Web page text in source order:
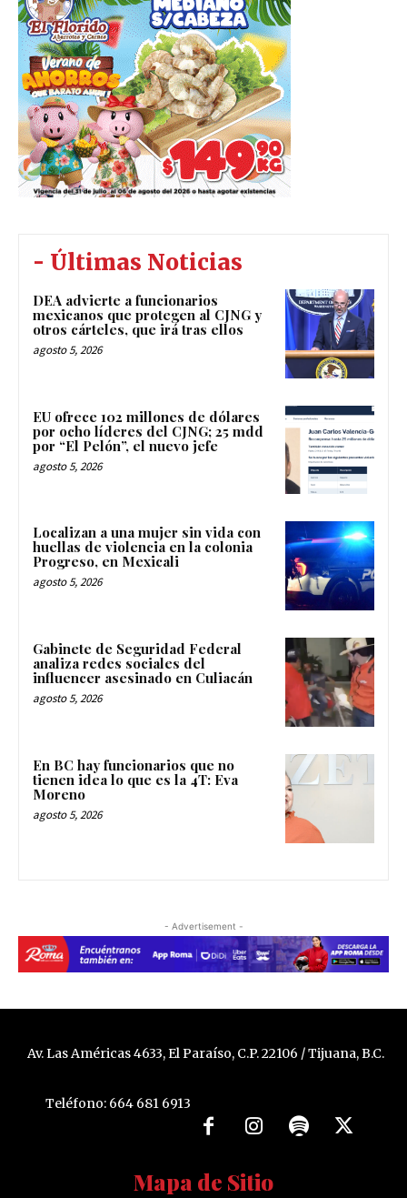
- Últimas Noticias
DEA advierte a funcionarios
mexicanos que protegen al CJNG y
otros cárteles, que irá tras ellos
agosto 5, 2026
EU ofrece 102 millones de dólares
por ocho líderes del CJNG; 25 mdd
por “El Pelón”, el nuevo jefe
agosto 5, 2026
Localizan a una mujer sin vida con
huellas de violencia en la colonia
Progreso, en Mexicali
agosto 5, 2026
Gabinete de Seguridad Federal
analiza redes sociales del
influencer asesinado en Culiacán
agosto 5, 2026
En BC hay funcionarios que no
tienen idea lo que es la 4T: Eva
Moreno
agosto 5, 2026
- Advertisement -
Av. Las Américas 4633, El Paraíso, C.P. 22106 / Tijuana, B.C.
Teléfono: 664 681 6913
Mapa de Sitio